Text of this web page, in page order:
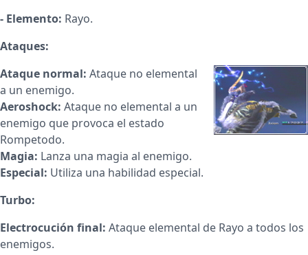
- Elemento: Rayo.
Ataques:
Ataque normal: Ataque no elemental
a un enemigo.
Aeroshock: Ataque no elemental a un
enemigo que provoca el estado
Rompetodo.
Magia: Lanza una magia al enemigo.
Especial: Utiliza una habilidad especial.
Turbo:
Electrocución final: Ataque elemental de Rayo a todos los
enemigos.